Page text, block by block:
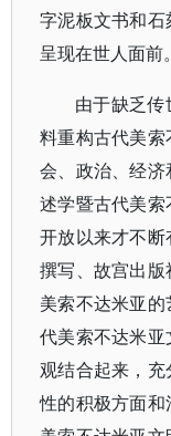
字泥板文书和
呈现在世人面前。
由于缺乏
料重构古代美
会、政治、经
述学暨古代美
开放以来才不
撰写、故宫出
美索不达米亚
代美索不达米
观结合起来，
性的积极方面